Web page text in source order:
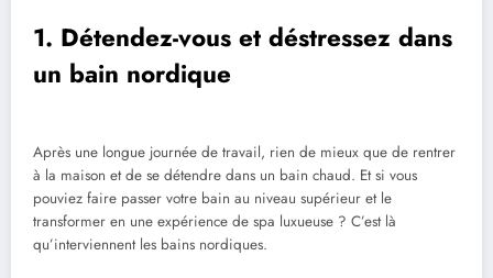
1. Détendez-vous et déstressez dans
un bain nordique
Après une longue journée de travail, rien de mieux que de rentrer
à la maison et de se détendre dans un bain chaud. Et si vous
pouviez faire passer votre bain au niveau supérieur et le
transformer en une expérience de spa luxueuse ? C’est là
qu’interviennent les bains nordiques.